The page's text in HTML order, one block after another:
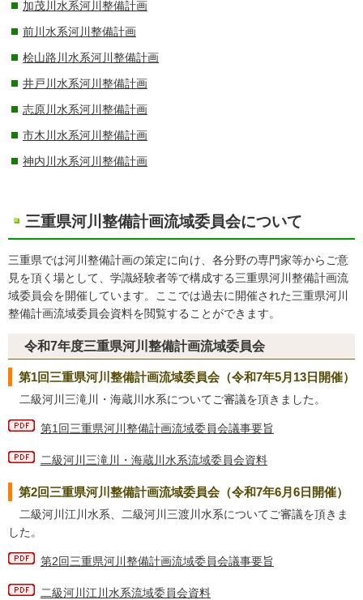
加茂川水系河川整備計画
前川水系河川整備計画
桧山路川水系河川整備計画
井戸川水系河川整備計画
志原川水系河川整備計画
市木川水系河川整備計画
神内川水系河川整備計画
三重県河川整備計画流域委員会について
三重県では河川整備計画の策定に向け、各分野の専門家等からご意
見を頂く場として、学識経験者等で構成する三重県河川整備計画流
域委員会を開催しています。ここでは過去に開催された三重県河川
整備計画流域委員会資料を閲覧することができます。
令和7年度三重県河川整備計画流域委員会
第1回三重県河川整備計画流域委員会（令和7年5月13日開催）
二級河川三滝川・海蔵川水系についてご審議を頂きました。
第1回三重県河川整備計画流域委員会議事要旨
二級河川三滝川・海蔵川水系流域委員会資料
第2回三重県河川整備計画流域委員会（令和7年6月6日開催）
二級河川江川水系、二級河川三渡川水系についてご審議を頂きま
した。
第2回三重県河川整備計画流域委員会議事要旨
二級河川江川水系流域委員会資料